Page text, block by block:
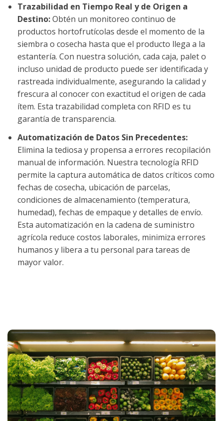
Trazabilidad en Tiempo Real y de Origen a
Destino:Obtén un monitoreo continuo de
productos hortofrutícolas desde el momento de la
siembra o cosecha hasta que el producto llega a la
estantería. Con nuestra solución, cada caja, palet o
incluso unidad de producto puede ser identificada y
rastreada individualmente, asegurando la calidad y
frescura al conocer con exactitud el origen de cada
ítem. Esta trazabilidad completa con RFID es tu
garantía de transparencia.
Automatización de Datos Sin Precedentes:
Elimina la tediosa y propensa a errores recopilación
manual de información. Nuestra tecnología RFID
permite la captura automática de datos críticos como
fechas de cosecha, ubicación de parcelas,
condiciones de almacenamiento (temperatura,
humedad), fechas de empaque y detalles de envío.
Esta automatización en la cadena de suministro
agrícola reduce costos laborales, minimiza errores
humanos y libera a tu personal para tareas de
mayor valor.